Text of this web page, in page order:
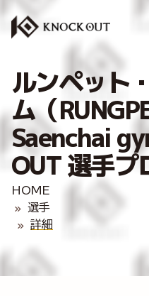
ルンペット
ム（
Saenchai
OUT 選手プ
HOME
選手
詳細